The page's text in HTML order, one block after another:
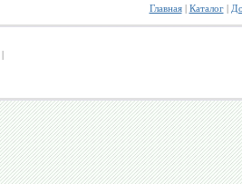
Главная| Каталог|